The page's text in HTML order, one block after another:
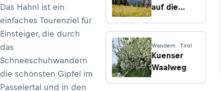
Das Hahnl ist ein
einfaches Tourenziel für
Einsteiger, die durch
das
Schneeschuhwandern
die schönsten Gipfel im
Passeiertal und in den
auf die
Wandern · Tirol
Kuenser
Waalweg